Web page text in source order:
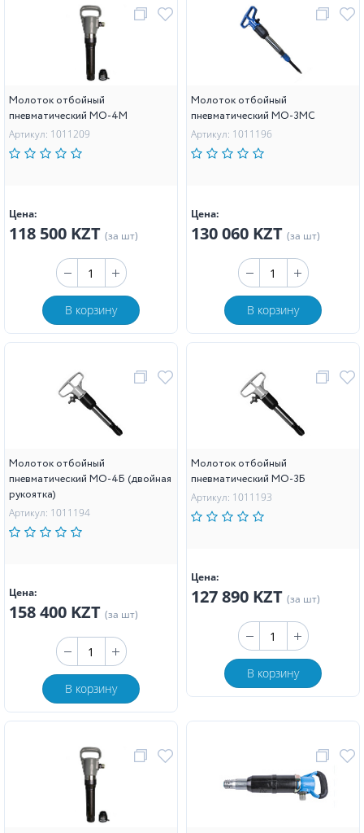
Молоток отбойный
пневматический МО-4М
Артикул: 1011209
Цена:
118 500 KZT (за шт)
В корзину
Молоток отбойный
пневматический МО-3МС
Артикул: 1011196
Цена:
130 060 KZT (за шт)
В корзину
Молоток отбойный
пневматический МО-4Б (двойная
рукоятка)
Артикул: 1011194
Цена:
158 400 KZT (за шт)
В корзину
Молоток отбойный
пневматический МО-3Б
Артикул: 1011193
Цена:
127 890 KZT (за шт)
В корзину